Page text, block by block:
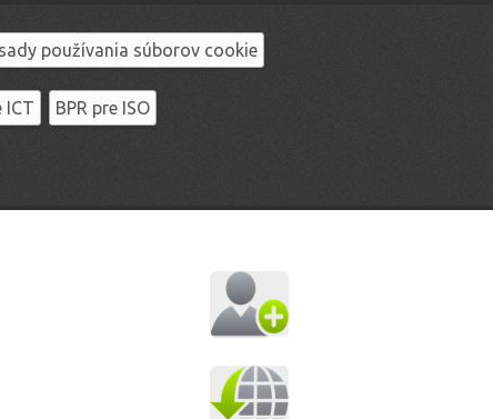
používania súborov cookie
ICT BPR pre ISO